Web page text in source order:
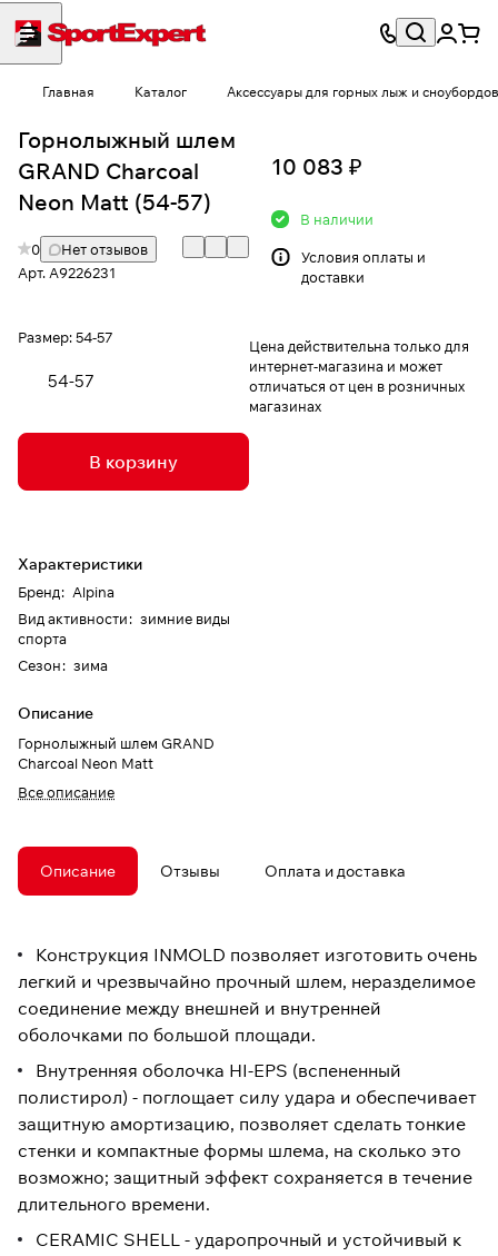
Главная Каталог Аксессуары для горных лыж и сноубордов
Горнолыжный шлем
GRAND Charcoal
Neon Matt (54-57)
0
Нет отзывов
Арт. A9226231
Размер:54-57
54-57
В корзину
Характеристики
Бренд: Alpina
Вид активности: зимние виды
спорта
Сезон: зима
Описание
Горнолыжный шлем GRAND
Charcoal Neon Matt
Все описание
10 083 ₽
В наличии
Условия оплаты и
доставки
Цена действительна только для
интернет-магазина и может
отличаться от цен в розничных
магазинах
Описание Отзывы Оплата и доставка
Конструкция INMOLD позволяет изготовить очень
легкий и чрезвычайно прочный шлем, неразделимое
соединение между внешней и внутренней
оболочками по большой площади.
Внутренняя оболочка HI-EPS (вспененный
полистирол) - поглощает силу удара и обеспечивает
защитную амортизацию, позволяет сделать тонкие
стенки и компактные формы шлема, на сколько это
возможно; защитный эффект сохраняется в течение
длительного времени.
CERAMIC SHELL - ударопрочный и устойчивый к